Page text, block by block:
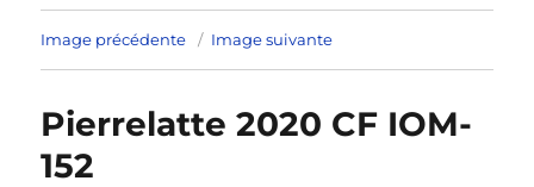
Image précédente Image suivante
Pierrelatte 2020 CF IOM-
152